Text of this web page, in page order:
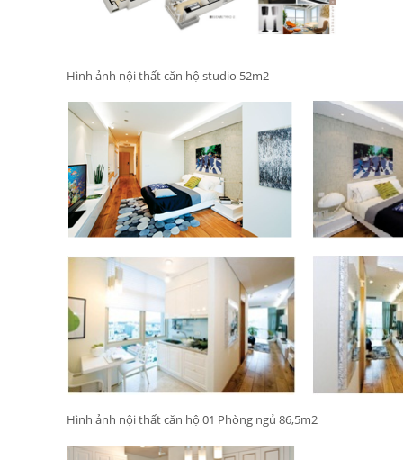
Hình ảnh nội thất căn hộ studio 52m2
Hình ảnh nội thất căn hộ 01 Phòng ngủ 86,5m2